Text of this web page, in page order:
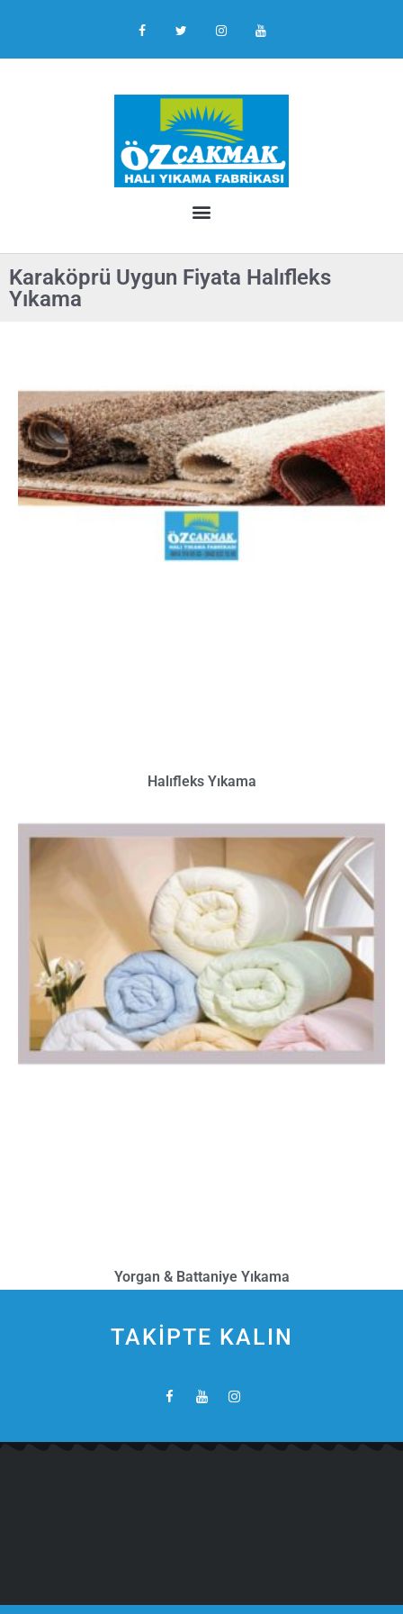
Karaköprü Uygun Fiyata Halıfleks
Yıkama
Halıfleks Yıkama
Yorgan & Battaniye Yıkama
TAKİPTE KALIN